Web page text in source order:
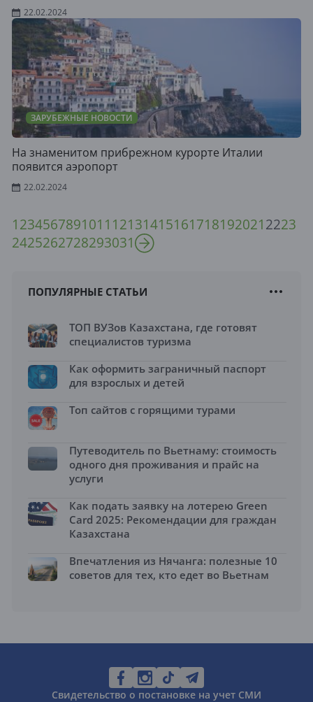
22.02.2024
ЗАРУБЕЖНЫЕ НОВОСТИ
На знаменитом прибрежном курорте Италии
появится аэропорт
22.02.2024
1234567891011 121314151617181920212223
2425262728293031
ПОПУЛЯРНЫЕ СТАТЬИ
ТОП ВУЗов Казахстана, где готовят
специалистов туризма
Как оформить заграничный паспорт
для взрослых и детей
Топ сайтов с горящими турами
Путеводитель по Вьетнаму: стоимость
одного дня проживания и прайс на
услуги
Как подать заявку на лотерею Green
Card 2025: Рекомендации для граждан
Казахстана
Впечатления из Нячанга: полезные 10
советов для тех, кто едет во Вьетнам
Свидетельство о постановке на учет СМИ